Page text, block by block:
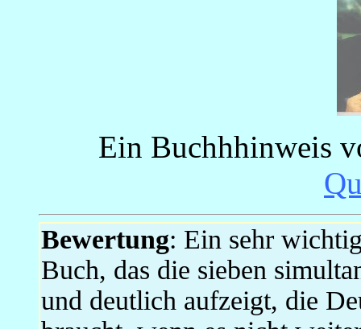
Ein Buchhhinweis
Bewertung: Ein sehr
Buch, das die sieben
und deutlich aufzeigt, die